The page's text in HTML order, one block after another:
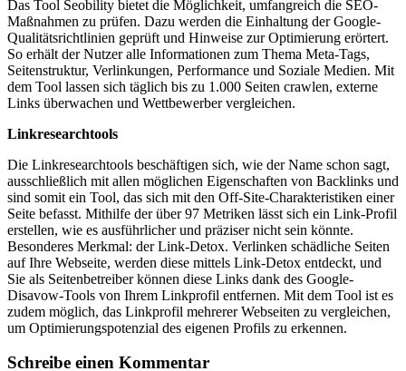
Das Tool Seobility bietet die Möglichkeit, umfangreich die SEO-
Maßnahmen zu prüfen. Dazu werden die Einhaltung der Google-
Qualitätsrichtlinien geprüft und Hinweise zur Optimierung erörtert.
So erhält der Nutzer alle Informationen zum Thema Meta-Tags,
Seitenstruktur, Verlinkungen, Performance und Soziale Medien. Mit
dem Tool lassen sich täglich bis zu 1.000 Seiten crawlen, externe
Links überwachen und Wettbewerber vergleichen.
Linkresearchtools
Die Linkresearchtools beschäftigen sich, wie der Name schon sagt,
ausschließlich mit allen möglichen Eigenschaften von Backlinks und
sind somit ein Tool, das sich mit den Off-Site-Charakteristiken einer
Seite befasst. Mithilfe der über 97 Metriken lässt sich ein Link-Profil
erstellen, wie es ausführlicher und präziser nicht sein könnte.
Besonderes Merkmal: der Link-Detox. Verlinken schädliche Seiten
auf Ihre Webseite, werden diese mittels Link-Detox entdeckt, und
Sie als Seitenbetreiber können diese Links dank des Google-
Disavow-Tools von Ihrem Linkprofil entfernen. Mit dem Tool ist es
zudem möglich, das Linkprofil mehrerer Webseiten zu vergleichen,
um Optimierungspotenzial des eigenen Profils zu erkennen.
Schreibe einen Kommentar